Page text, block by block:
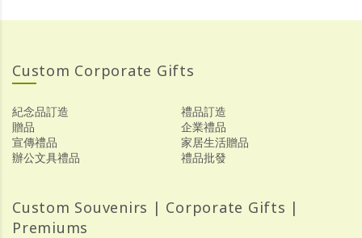
Custom Corporate Gifts
紀念品訂造
禮品訂造
贈品
企業禮品
宣傳禮品
家居生活贈品
辦公文具禮品
禮品批發
Custom Souvenirs | Corporate Gifts |
Premiums